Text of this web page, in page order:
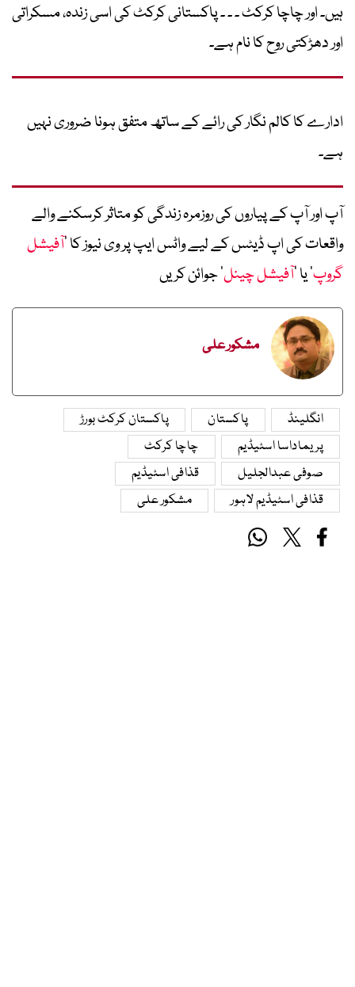
ہیں۔ اور چاچا کرکٹ ۔ ۔ ۔ پاکستانی کرکٹ کی اسی زندہ، مسکراتی
اور دھڑکتی روح کا نام ہے۔
ادارے کا کالم نگار کی رائے کے ساتھ متفق ہونا ضروری نہیں
ہے۔
آپ اور آپ کے پیاروں کی روزمرہ زندگی کو متاثر کرسکنے والے
واقعات کی اپ ڈیٹس کے لیے واٹس ایپ پر وی نیوز کا ’آفیشل
گروپ‘ یا ’آفیشل چینل‘ جوائن کریں
مشکور علی
انگلینڈ پاکستان
پاکستان کرکٹ بورڑ
پریماداسا اسٹیڈیم
چاچا کرکٹ
صوفی عبدالجلیل
قذافی اسٹیڈیم
قذافی اسٹیڈیم لاہور
مشکور علی